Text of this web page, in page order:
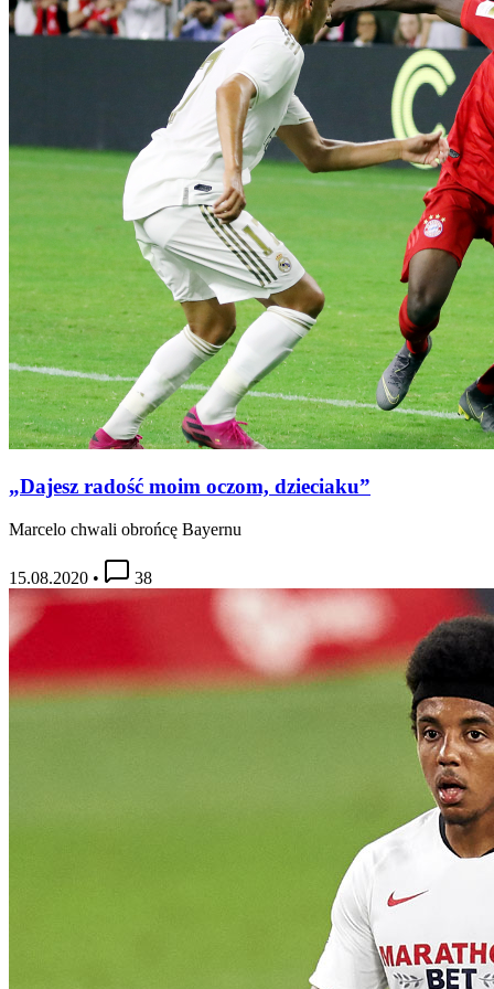
„Dajesz radość moim oczom, dzieciaku”
Marcelo chwali obrońcę Bayernu
15.08.2020 • 38